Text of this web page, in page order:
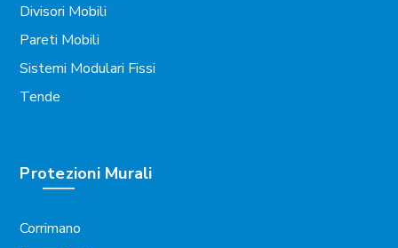
Divisori Mobili
Pareti Mobili
Sistemi Modulari Fissi
Tende
Protezioni Murali
Corrimano